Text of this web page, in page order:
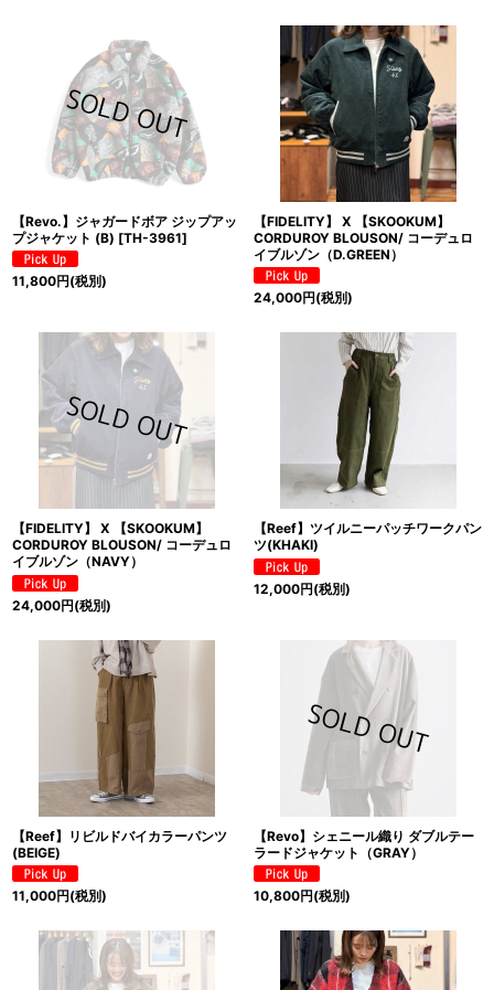
【Revo.】ジャガードボア ジップアッ
プジャケット (B) [TH-3961]
11,800円(税別)
【FIDELITY】 X 【SKOOKUM】
CORDUROY BLOUSON/ コーデュロ
イブルゾン（D.GREEN）
24,000円(税別)
【FIDELITY】 X 【SKOOKUM】
CORDUROY BLOUSON/ コーデュロ
イブルゾン（NAVY）
24,000円(税別)
【Reef】ツイルニーパッチワークパン
ツ(KHAKI)
12,000円(税別)
【Reef】リビルドバイカラーパンツ
(BEIGE)
11,000円(税別)
【Revo】シェニール織り ダブルテー
ラードジャケット（GRAY）
10,800円(税別)